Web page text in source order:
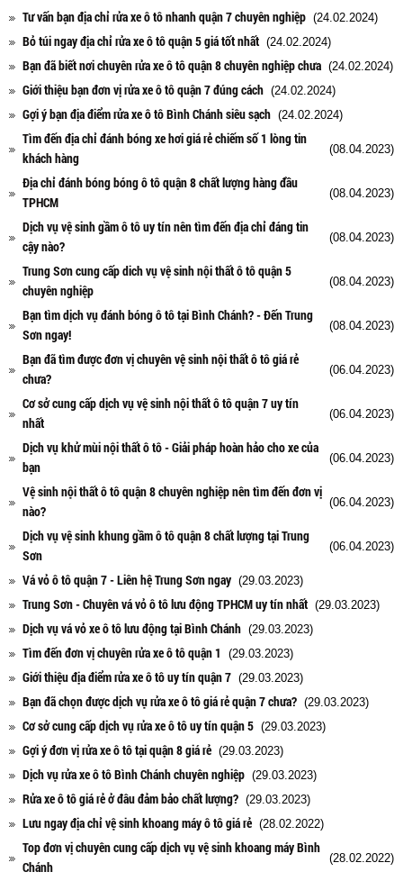
Tư vấn bạn địa chỉ rửa xe ô tô nhanh quận 7 chuyên nghiệp (24.02.2024)
Bỏ túi ngay địa chỉ rửa xe ô tô quận 5 giá tốt nhất (24.02.2024)
Bạn đã biết nơi chuyên rửa xe ô tô quận 8 chuyên nghiệp chưa (24.02.2024)
Giới thiệu bạn đơn vị rửa xe ô tô quận 7 đúng cách (24.02.2024)
Gợi ý bạn địa điểm rửa xe ô tô Bình Chánh siêu sạch (24.02.2024)
Tìm đến địa chỉ đánh bóng xe hơi giá rẻ chiếm số 1 lòng tin
khách hàng
(08.04.2023)
Địa chỉ đánh bóng bóng ô tô quận 8 chất lượng hàng đầu
TPHCM
(08.04.2023)
Dịch vụ vệ sinh gầm ô tô uy tín nên tìm đến địa chỉ đáng tin
cậy nào?
(08.04.2023)
Trung Sơn cung cấp dich vụ vệ sinh nội thất ô tô quận 5
chuyên nghiệp
(08.04.2023)
Bạn tìm dịch vụ đánh bóng ô tô tại Bình Chánh? - Đến Trung
Sơn ngay!
(08.04.2023)
Bạn đã tìm được đơn vị chuyên vệ sinh nội thất ô tô giá rẻ
chưa?
(06.04.2023)
Cơ sở cung cấp dịch vụ vệ sinh nội thất ô tô quận 7 uy tín
nhất
(06.04.2023)
Dịch vụ khử mùi nội thất ô tô - Giải pháp hoàn hảo cho xe của
bạn
(06.04.2023)
Vệ sinh nội thất ô tô quận 8 chuyên nghiệp nên tìm đến đơn vị
nào?
(06.04.2023)
Dịch vụ vệ sinh khung gầm ô tô quận 8 chất lượng tại Trung
Sơn
(06.04.2023)
Vá vỏ ô tô quận 7 - Liên hệ Trung Sơn ngay (29.03.2023)
Trung Sơn - Chuyên vá vỏ ô tô lưu động TPHCM uy tín nhất (29.03.2023)
Dịch vụ vá vỏ xe ô tô lưu động tại Bình Chánh (29.03.2023)
Tìm đến đơn vị chuyên rửa xe ô tô quận 1 (29.03.2023)
Giới thiệu địa điểm rửa xe ô tô uy tín quận 7 (29.03.2023)
Bạn đã chọn được dịch vụ rửa xe ô tô giá rẻ quận 7 chưa? (29.03.2023)
Cơ sở cung cấp dịch vụ rửa xe ô tô uy tín quận 5 (29.03.2023)
Gợi ý đơn vị rửa xe ô tô tại quận 8 giá rẻ (29.03.2023)
Dịch vụ rửa xe ô tô Bình Chánh chuyên nghiệp (29.03.2023)
Rửa xe ô tô giá rẻ ở đâu đảm bảo chất lượng? (29.03.2023)
Lưu ngay địa chỉ vệ sinh khoang máy ô tô giá rẻ (28.02.2022)
Top đơn vị chuyên cung cấp dịch vụ vệ sinh khoang máy Bình
Chánh
(28.02.2022)